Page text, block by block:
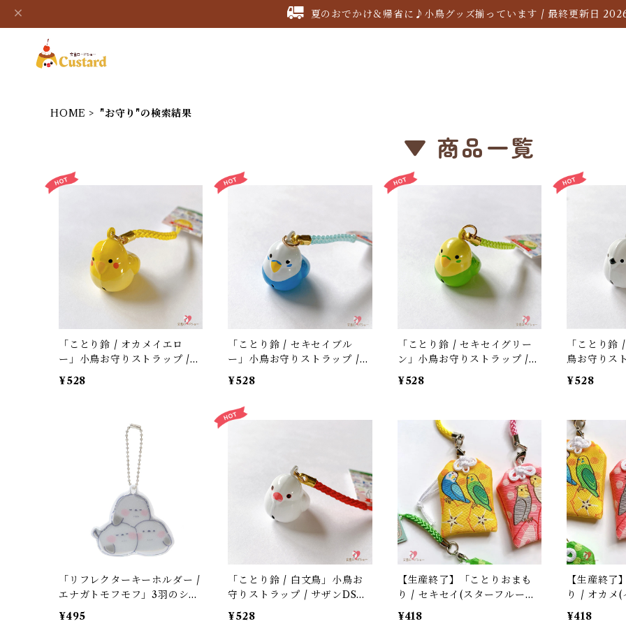
夏のおでかけ＆帰省に♪小鳥グッズ揃っています / 最終更新日
HOME "お守り"の検索結果
▼ 商品一覧
「ことり鈴 / オカメイエロ
ー」小鳥お守りストラップ /
サザンDSクリエイト / オカメ
インコ×黄色紐 / 縁起物 年賀・
¥528
「ことり鈴 / セキセイブル
ー」小鳥お守りストラップ /
サザンDSクリエイト / ブルー
のセキセイインコ×水色紐 / 縁
起物 年賀・お正月グッズ＊1個
【大人気!】
¥528
「ことり鈴 / セキセイグリー
ン」小鳥お守りストラップ /
サザンDSクリエイト / 黄緑色
のセキセイインコ×黄緑紐 / 縁
【大人気!】
¥528
「ことり
鳥お守りス
Sクリエイ
年賀・お正
¥528
「リフレクターキーホルダー /
エナガトモフモフ」3羽のシマ
エナガの反射板キーチェーン /
¥495
「ことり鈴 / 白文鳥」小鳥お
守りストラップ / サザンDSク
リエイト / 文鳥×赤紐 / 縁起物
¥528
【生産終了】「ことりおまも
り / セキセイ(スターフルー
ツ)」小鳥お守りストラップ /
¥418
【生産終了
り / オカメ(
りストラッ
¥418